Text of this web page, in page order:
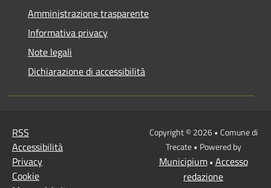
Amministrazione trasparente
Informativa privacy
Note legali
Dichiarazione di accessibilità
RSS
Accessibilità
Privacy
Cookie
Copyright © 2026 • Comune di
Trecate • Powered by
Municipium• Accesso
redazione